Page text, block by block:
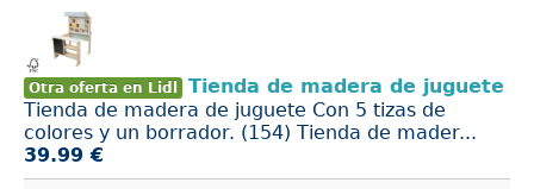
Otra oferta en Lidl
Tienda de madera de juguete
Tienda de madera de juguete Con 5 tizas de
colores y un borrador. (154) Tienda de mader...
39.99 €